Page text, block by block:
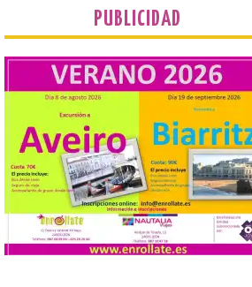
impulsa nuevas
iniciativas relacionadas
afianzar a Extremadura
como referente en
astroturismo
8 Ago 2026
Extremadura cuenta con
uno de los cielos
estrellados con menor
contaminación lumínica
de Europa, un recurso
natural que permite disfrutar de
actividades de astroturismo durante todo
PUBLICIDAD